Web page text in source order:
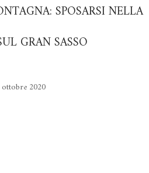
SPOSARSI NELLA
GRAN SASSO
ottobre 2020